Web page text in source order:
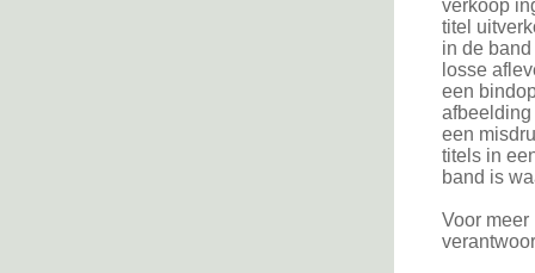
verkoop
titel
in de
losse
een
een
titels in
band is
Voor